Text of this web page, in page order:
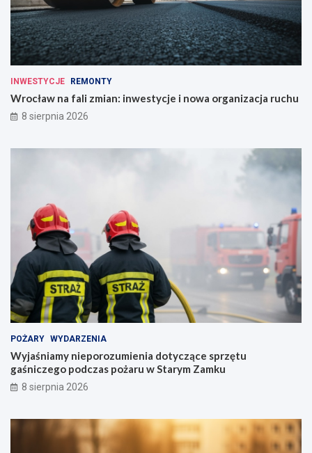
INWESTYCJE REMONTY
Wrocław na fali zmian: inwestycje i nowa organizacja ruchu
8 sierpnia 2026
POŻARY WYDARZENIA
Wyjaśniamy nieporozumienia dotyczące sprzętu
gaśniczego podczas pożaru w Starym Zamku
8 sierpnia 2026